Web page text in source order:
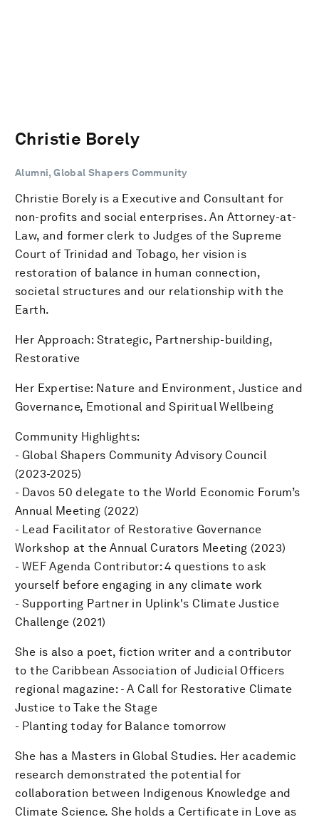
Christie Borely
Alumni, Global Shapers Community
Christie Borely is a Executive and Consultant for
non-profits and social enterprises. An Attorney-at-
Law, and former clerk to Judges of the Supreme
Court of Trinidad and Tobago, her vision is
restoration of balance in human connection,
societal structures and our relationship with the
Earth.
Her Approach: Strategic, Partnership-building,
Restorative
Her Expertise: Nature and Environment, Justice and
Governance, Emotional and Spiritual Wellbeing
Community Highlights:
- Global Shapers Community Advisory Council
(2023-2025)
- Davos 50 delegate to the World Economic Forum’s
Annual Meeting (2022)
- Lead Facilitator of Restorative Governance
Workshop at the Annual Curators Meeting (2023)
- WEF Agenda Contributor: 4 questions to ask
yourself before engaging in any climate work
- Supporting Partner in Uplink's Climate Justice
Challenge (2021)
She is also a poet, fiction writer and a contributor
to the Caribbean Association of Judicial Officers
regional magazine: - A Call for Restorative Climate
Justice to Take the Stage
- Planting today for Balance tomorrow
She has a Masters in Global Studies. Her academic
research demonstrated the potential for
collaboration between Indigenous Knowledge and
Climate Science. She holds a Certificate in Love as